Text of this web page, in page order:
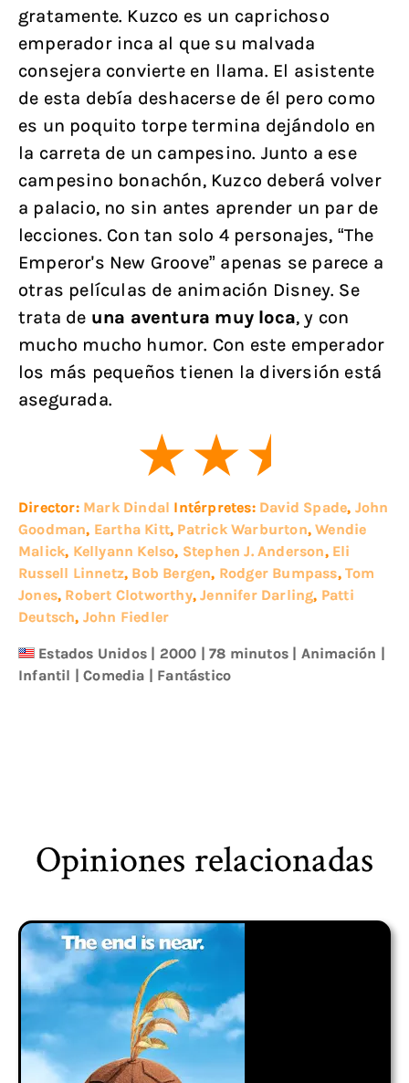
gratamente. Kuzco es un caprichoso
emperador inca al que su malvada
consejera convierte en llama. El asistente
de esta debía deshacerse de él pero como
es un poquito torpe termina dejándolo en
la carreta de un campesino. Junto a ese
campesino bonachón, Kuzco deberá volver
a palacio, no sin antes aprender un par de
lecciones. Con tan solo 4 personajes, “The
Emperor's New Groove” apenas se parece a
otras películas de animación Disney. Se
trata de una aventura muy loca, y con
mucho mucho humor. Con este emperador
los más pequeños tienen la diversión está
asegurada.
Director: Mark Dindal Intérpretes: David Spade, John
Goodman, Eartha Kitt, Patrick Warburton,Wendie
Malick, Kellyann Kelso, Stephen J. Anderson, Eli
Russell Linnetz, Bob Bergen, Rodger Bumpass,Tom
Jones, Robert Clotworthy,Jennifer Darling, Patti
Deutsch, John Fiedler
Estados Unidos | 2000 | 78 minutos | Animación |
Infantil |Comedia | Fantástico
Opiniones relacionadas